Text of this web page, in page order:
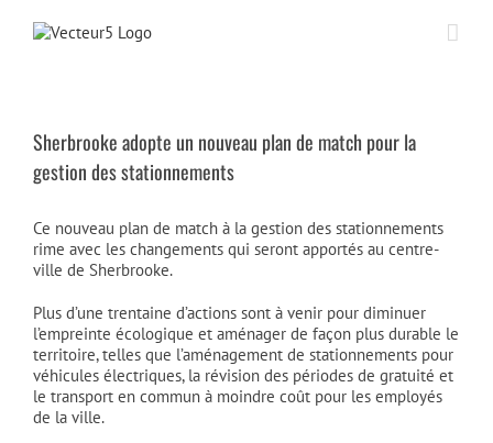
Sherbrooke adopte un nouveau plan de match pour la
gestion des stationnements
Ce nouveau plan de match à la gestion des stationnements
rime avec les changements qui seront apportés au centre-
ville de Sherbrooke.
Plus d’une trentaine d’actions sont à venir pour diminuer
l’empreinte écologique et aménager de façon plus durable le
territoire, telles que l’aménagement de stationnements pour
véhicules électriques, la révision des périodes de gratuité et
le transport en commun à moindre coût pour les employés
de la ville.